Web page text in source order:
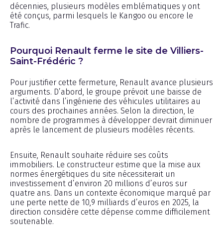
décennies, plusieurs modèles emblématiques y ont
été conçus, parmi lesquels le Kangoo ou encore le
Trafic.
Pourquoi Renault ferme le site de Villiers-
Saint-Frédéric ?
Pour justifier cette fermeture, Renault avance plusieurs
arguments. D’abord, le groupe prévoit une baisse de
l’activité dans l’ingénierie des véhicules utilitaires au
cours des prochaines années. Selon la direction, le
nombre de programmes à développer devrait diminuer
après le lancement de plusieurs modèles récents.
Ensuite, Renault souhaite réduire ses coûts
immobiliers. Le constructeur estime que la mise aux
normes énergétiques du site nécessiterait un
investissement d’environ 20 millions d’euros sur
quatre ans. Dans un contexte économique marqué par
une perte nette de 10,9 milliards d’euros en 2025, la
direction considère cette dépense comme difficilement
soutenable.